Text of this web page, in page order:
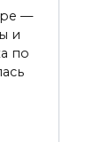
—
и
по